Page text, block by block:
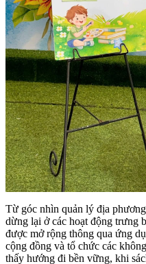
Từ góc nhìn quản lý địa
dừng lại ở các hoạt động trưng
được mở rộng thông qua ứng
cộng đồng và tổ chức các
thấy hướng đi bền vững, khi